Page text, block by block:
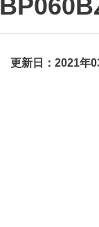
更新日： 2021年